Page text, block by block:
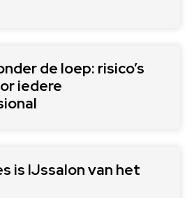
de loep: risico’s
iedere
is IJssalon van het